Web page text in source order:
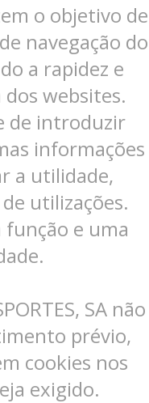
o objetivo de
navegação do
a rapidez e
websites.
de introduzir
informações
a utilidade,
utilizações.
função e uma
SA não
prévio,
cookies nos
exigido.